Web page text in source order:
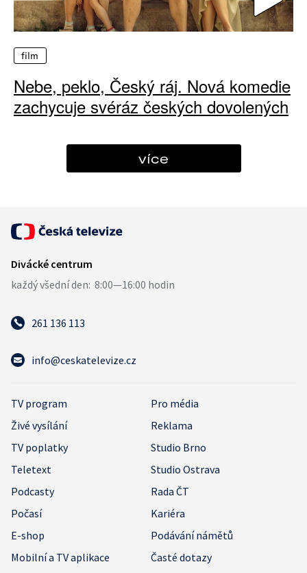
film
Nebe, peklo, Český ráj. Nová komedie
zachycuje svéráz českých dovolených
více
261 136 113
info@ceskatelevize.cz
TV program
Pro média
Živé vysílání
Reklama
TV poplatky
Studio Brno
Teletext
Studio Ostrava
Podcasty
Rada ČT
Počasí
Kariéra
E-shop
Podávání námětů
Mobilní a TV aplikace
Časté dotazy